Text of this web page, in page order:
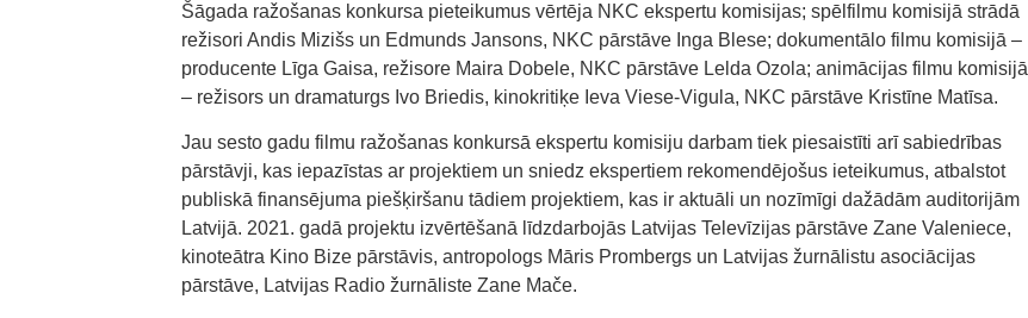
Šāgada ražošanas konkursa pieteikumus vērtēja NKC ekspertu komisijas; spēlfilmu komisijā strādā
režisori Andis Mizišs un Edmunds Jansons, NKC pārstāve Inga Blese; dokumentālo filmu komisijā –
producente Līga Gaisa, režisore Maira Dobele, NKC pārstāve Lelda Ozola; animācijas filmu komisijā
– režisors un dramaturgs Ivo Briedis, kinokritiķe Ieva Viese-Vigula, NKC pārstāve Kristīne Matīsa.
Jau sesto gadu filmu ražošanas konkursā ekspertu komisiju darbam tiek piesaistīti arī sabiedrības
pārstāvji, kas iepazīstas ar projektiem un sniedz ekspertiem rekomendējošus ieteikumus, atbalstot
publiskā finansējuma piešķiršanu tādiem projektiem, kas ir aktuāli un nozīmīgi dažādām auditorijām
Latvijā. 2021. gadā projektu izvērtēšanā līdzdarbojās Latvijas Televīzijas pārstāve Zane Valeniece,
kinoteātra Kino Bize pārstāvis, antropologs Māris Prombergs un Latvijas žurnālistu asociācijas
pārstāve, Latvijas Radio žurnāliste Zane Mače.